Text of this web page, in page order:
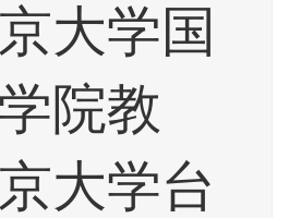
大学国
院教
大学台